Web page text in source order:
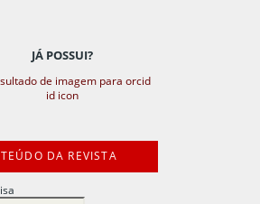
JÁ POSSUI?
DA REVISTA